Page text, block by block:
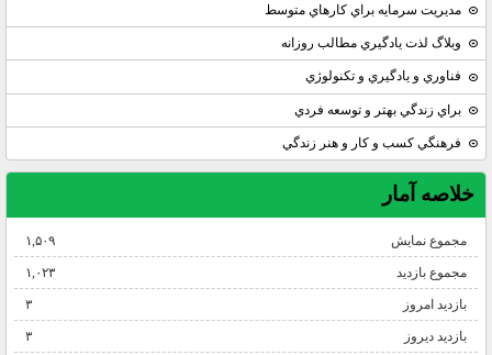
مديريت سرمايه براي كارهاي متوسط
وبلاگ لذت يادگيري مطالب روزانه
فناوري و يادگيري و تكنولوژي
براي زندگي بهتر و توسعه فردي
فرهنگي كسب و كار و هنر زندگي
خلاصه آمار
مجموع نمایش‌ ۱,۵۰۹
مجموع بازدید ۱,۰۲۳
بازدید امروز ۳
بازدید دیروز ۳